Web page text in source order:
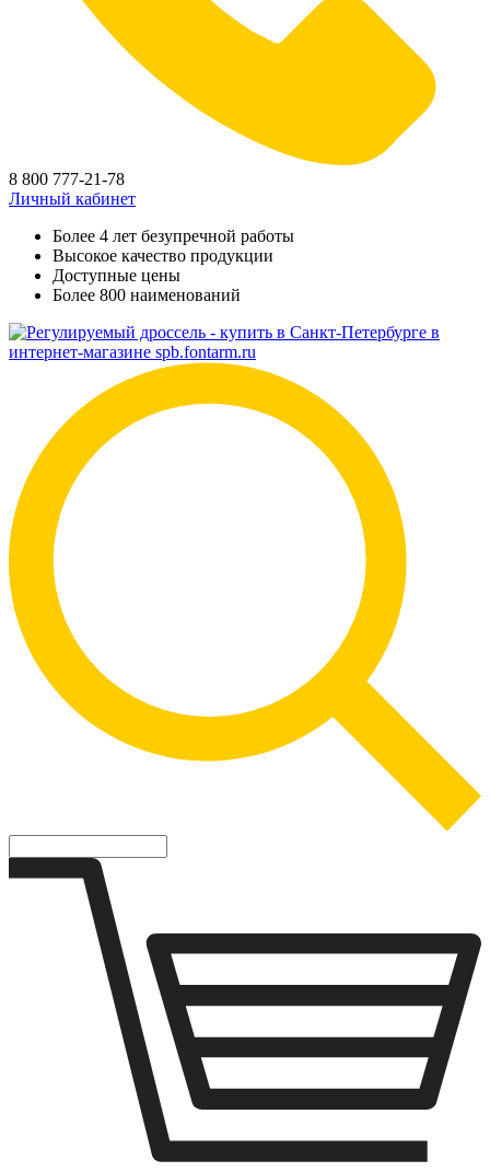
8 800 777-21-78
Личный кабинет
Более 4 лет безупречной работы
Высокое качество продукции
Доступные цены
Более 800 наименований